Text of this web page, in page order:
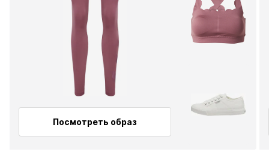
Посмотреть образ